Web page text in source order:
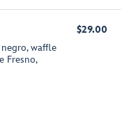
waffle
Fresno,
$29.00